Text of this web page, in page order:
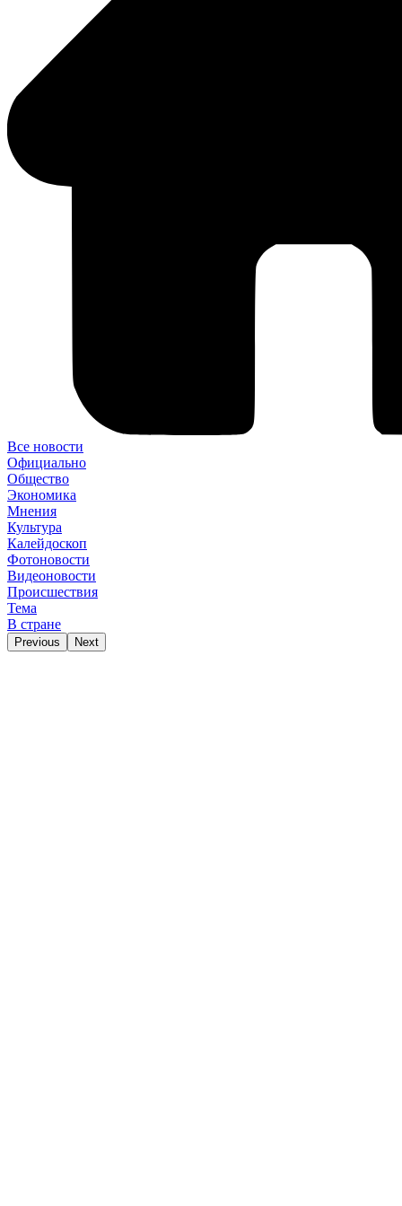
Все новости
Официально
Общество
Экономика
Мнения
Культура
Калейдоскоп
Фотоновости
Видеоновости
Происшествия
Тема
В стране
Previous Next